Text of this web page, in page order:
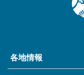
各地情報